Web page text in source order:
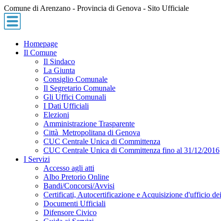
Comune di Arenzano - Provincia di Genova - Sito Ufficiale
Homepage
Il Comune
Il Sindaco
La Giunta
Consiglio Comunale
Il Segretario Comunale
Gli Uffici Comunali
I Dati Ufficiali
Elezioni
Amministrazione Trasparente
Città Metropolitana di Genova
CUC Centrale Unica di Committenza
CUC Centrale Unica di Committenza fino al 31/12/2016
I Servizi
Accesso agli atti
Albo Pretorio Online
Bandi/Concorsi/Avvisi
Certificati, Autocertificazione e Acquisizione d'ufficio
Documenti Ufficiali
Difensore Civico